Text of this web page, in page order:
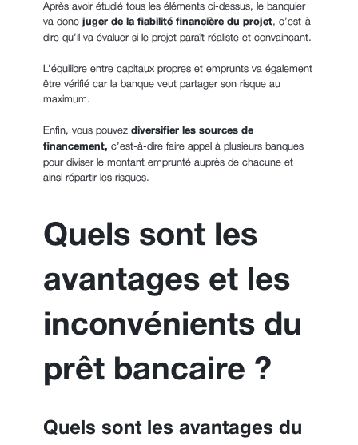
Après avoir étudié tous les éléments ci-dessus, le banquier
va donc juger de la fiabilité financière du projet, c’est-à-
dire qu’il va évaluer si le projet paraît réaliste et convaincant.
L’équilibre entre capitaux propres et emprunts va également
être vérifié car la banque veut partager son risque au
maximum.
Enfin, vous pouvez diversifier les sources de
financement, c’est-à-dire faire appel à plusieurs banques
pour diviser le montant emprunté auprès de chacune et
ainsi répartir les risques.
Quels sont les
avantages et les
inconvénients du
prêt bancaire ?
Quels sont les avantages du